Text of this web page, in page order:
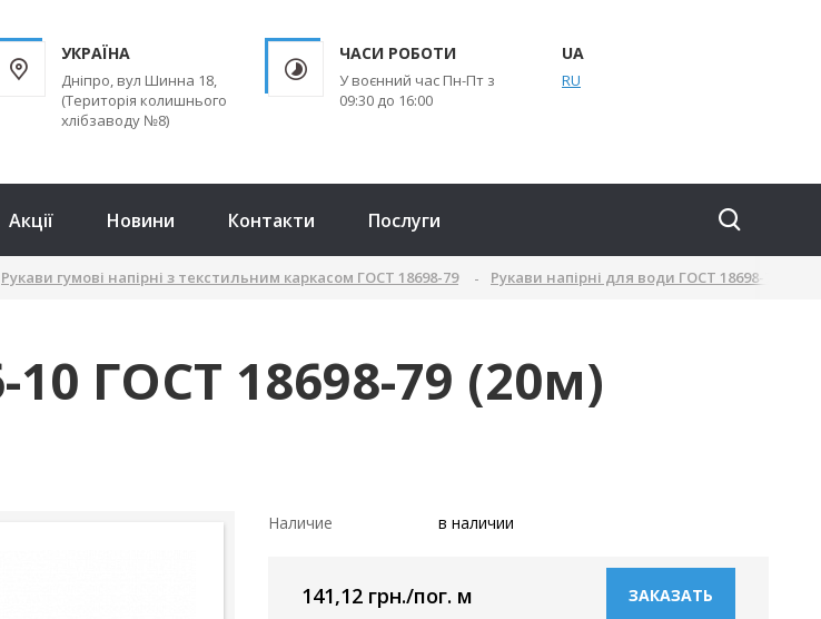
УКРАЇНА
Дніпро, вул Шинна 18,
(Територія колишнього
хлібзаводу №8)
ЧАСИ РОБОТИ
У воєнний час Пн-Пт з
09:30 до 16:00
UA
RU
Акції Новини Контакти Послуги
Рукави гумові напірні з текстильним каркасом ГОСТ 18698-79 Рукави напірні для води ГОСТ 18698-79:
10 ГОСТ 18698-79 (20м)
Наличие в наличии
141,12 грн./пог. м ЗАКАЗАТЬ